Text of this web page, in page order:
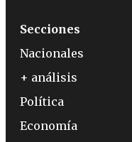
Secciones
Nacionales
+ análisis
Política
Economía